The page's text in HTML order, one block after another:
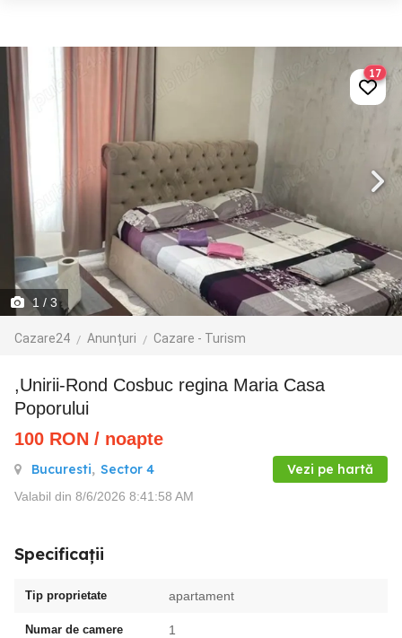
1 / 3
Cazare24 Anunțuri Cazare - Turism
17
,Unirii-Rond Cosbuc regina Maria Casa
Poporului
100 RON / noapte
Bucuresti, Sector 4 Vezi pe hartă
Valabil din 8/6/2026 8:41:58 AM
Specificații
Tip proprietate apartament
Numar de camere 1